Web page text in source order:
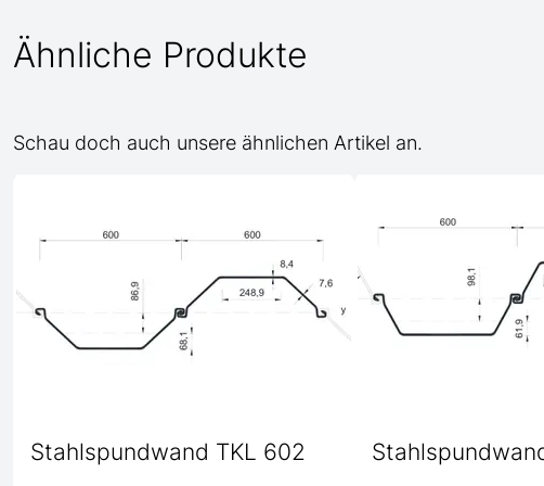
Ähnliche Produkte
Schau doch auch unsere ähnlichen Artikel an.
Stahlspundwand TKL 602